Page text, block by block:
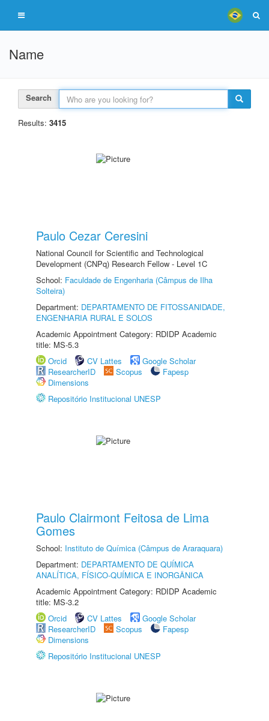
Name
Search
Results: 3415
Paulo Cezar Ceresini
National Council for Scientific and Technological
Development (CNPq) Research Fellow - Level 1C
School: Faculdade de Engenharia (Câmpus de Ilha
Solteira)
Department: DEPARTAMENTO DE FITOSSANIDADE,
ENGENHARIA RURAL E SOLOS
Academic Appointment Category: RDIDP Academic
title: MS-5.3
Orcid
CV Lattes
Google Scholar
ResearcherID
Scopus
Fapesp
Dimensions
Repositório Institucional UNESP
Paulo Clairmont Feitosa de Lima
Gomes
School: Instituto de Química (Câmpus de Araraquara)
Department: DEPARTAMENTO DE QUÍMICA
ANALÍTICA, FÍSICO-QUÍMICA E INORGÂNICA
Academic Appointment Category: RDIDP Academic
title: MS-3.2
Orcid
CV Lattes
Google Scholar
ResearcherID
Scopus
Fapesp
Dimensions
Repositório Institucional UNESP